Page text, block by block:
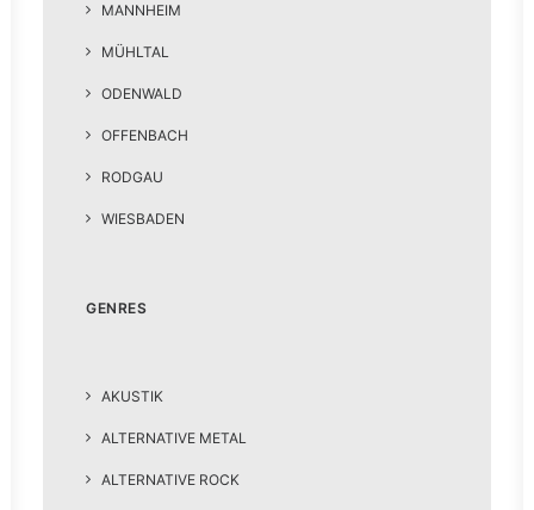
MANNHEIM
MÜHLTAL
ODENWALD
OFFENBACH
RODGAU
WIESBADEN
GENRES
AKUSTIK
ALTERNATIVE METAL
ALTERNATIVE ROCK